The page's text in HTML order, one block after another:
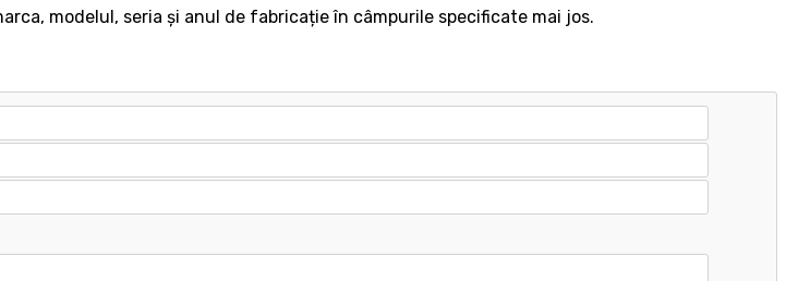
modelul, seria și anul de fabricație în câmpurile specificate mai jos.